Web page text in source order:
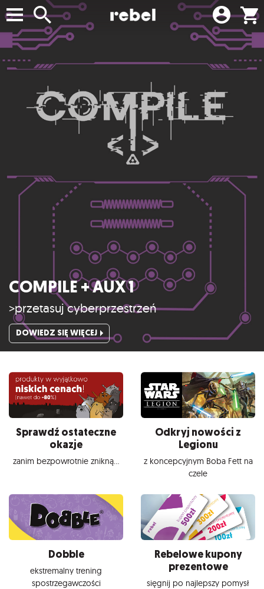
COMPILE + AUX 1
>przetasuj cyberprzestrzeń
DOWIEDZ SIĘ WIĘCEJ
Sprawdź ostateczne
okazje
zanim bezpowrotnie znikną...
Odkryj nowości z
Legionu
z koncepcyjnym Boba Fett na
czele
Dobble
ekstremalny trening
spostrzegawczości
Rebelowe kupony
prezentowe
sięgnij po najlepszy pomysł